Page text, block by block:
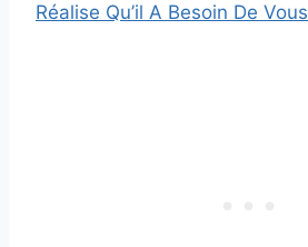
Réalise Qu’il A Besoin De Vous